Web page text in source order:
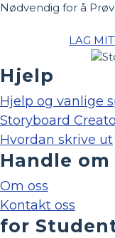
Nødvendig for å
LAG
Hjelp
Hjelp og vanlige
Storyboard
Hvordan skrive ut
Handle om
Om oss
Kontakt oss
for